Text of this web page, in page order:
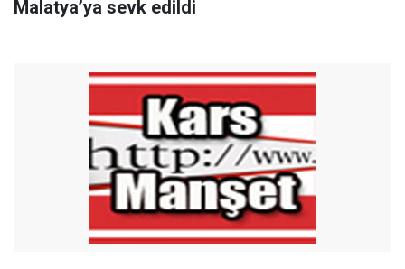
Malatya’ya sevk edildi